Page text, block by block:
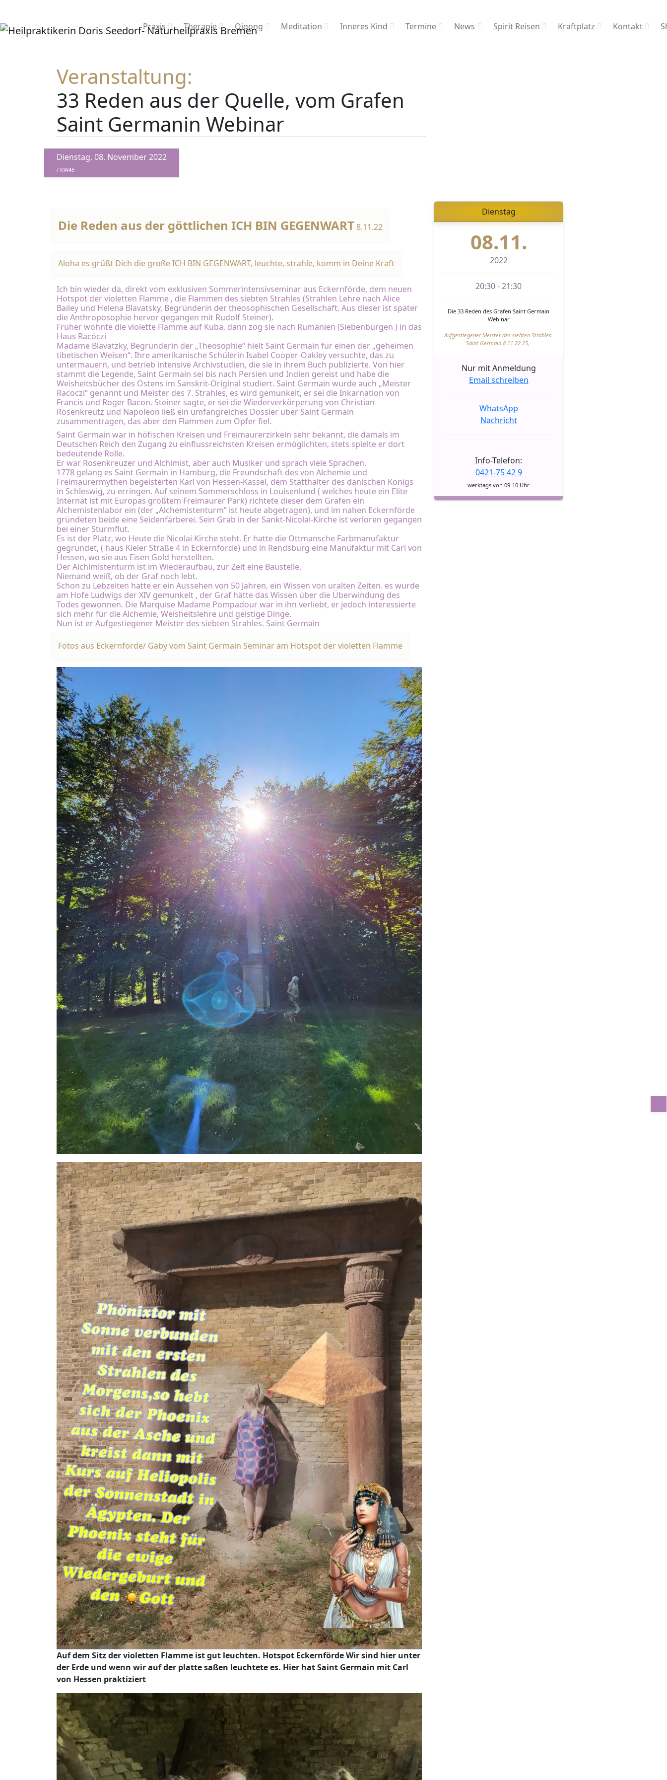
Praxis Therapie Qigong Meditation Inneres Kind Termine News Spirit Reisen Kraftplatz Kontakt
Veranstaltung:
33 Reden aus der Quelle, vom Grafen
Saint Germanin Webinar
Dienstag, 08. November 2022
/ KW45
Dienstag
08.11.
2022
20:30 - 21:30
Die 33 Reden des Grafen Saint Germain
Webinar
Aufgestiegener Meister des siebten Strahles.
Saint Germain 8.11.22 25,-
Nur mit Anmeldung
Email schreiben
WhatsApp
Nachricht
Info-Telefon:
0421-75 42 9
werktags von 09-10 Uhr
Die Reden aus der göttlichen ICH BIN GEGENWART8.11.22
Aloha es grüßt Dich die große ICH BIN GEGENWART, leuchte, strahle, komm in Deine Kraft
Ich bin wieder da, direkt vom exklusiven Sommerintensivseminar aus Eckernförde, dem neuen
Hotspot der violetten Flamme , die Flammen des siebten Strahles (Strahlen Lehre nach Alice
Bailey und Helena Blavatsky, Begründerin der theosophischen Gesellschaft. Aus dieser ist später
die Anthroposophie hervor gegangen mit Rudolf Steiner).
Früher wohnte die violette Flamme auf Kuba, dann zog sie nach Rumänien (Siebenbürgen ) in das
Haus Racóczi
Madame Blavatzky, Begründerin der „Theosophie“ hielt Saint Germain für einen der „geheimen
tibetischen Weisen“. Ihre amerikanische Schülerin Isabel Cooper-Oakley versuchte, das zu
untermauern, und betrieb intensive Archivstudien, die sie in ihrem Buch publizierte. Von hier
stammt die Legende, Saint Germain sei bis nach Persien und Indien gereist und habe die
Weisheitsbücher des Ostens im Sanskrit-Original studiert. Saint Germain wurde auch „Meister
Racoczi“ genannt und Meister des 7. Strahles, es wird gemunkelt, er sei die Inkarnation von
Francis und Roger Bacon. Steiner sagte, er sei die Wiederverkörperung von Christian
Rosenkreutz und Napoleon ließ ein umfangreiches Dossier über Saint Germain
zusammentragen, das aber den Flammen zum Opfer fiel.
Saint Germain war in höfischen Kreisen und Freimaurerzirkeln sehr bekannt, die damals im
Deutschen Reich den Zugang zu einflussreichsten Kreisen ermöglichten, stets spielte er dort
bedeutende Rolle.
Er war Rosenkreuzer und Alchimist, aber auch Musiker und sprach viele Sprachen.
1778 gelang es Saint Germain in Hamburg, die Freundschaft des von Alchemie und
Freimaurermythen begeisterten Karl von Hessen-Kassel, dem Statthalter des dänischen Königs
in Schleswig, zu erringen. Auf seinem Sommerschloss in Louisenlund ( welches heute ein Elite
Internat ist mit Europas größtem Freimaurer Park) richtete dieser dem Grafen ein
Alchemistenlabor ein (der „Alchemistenturm” ist heute abgetragen), und im nahen Eckernförde
gründeten beide eine Seidenfärberei. Sein Grab in der Sankt-Nicolai-Kirche ist verloren gegangen
bei einer Sturmflut.
Es ist der Platz, wo Heute die Nicolai Kirche steht. Er hatte die Ottmansche Farbmanufaktur
gegründet, ( haus Kieler Straße 4 in Eckernförde) und in Rendsburg eine Manufaktur mit Carl von
Hessen, wo sie aus Eisen Gold herstellten.
Der Alchimistenturm ist im Wiederaufbau, zur Zeit eine Baustelle.
Niemand weiß, ob der Graf noch lebt.
Schon zu Lebzeiten hatte er ein Aussehen von 50 Jahren, ein Wissen von uralten Zeiten. es wurde
am Hofe Ludwigs der XIV gemunkelt , der Graf hätte das Wissen über die Überwindung des
Todes gewonnen. Die Marquise Madame Pompadour war in ihn verliebt, er jedoch interessierte
sich mehr für die Alchemie, Weisheitslehre und geistige Dinge.
Nun ist er Aufgestiegener Meister des siebten Strahles. Saint Germain
Fotos aus Eckernförde/ Gaby vom Saint Germain Seminar am Hotspot der violetten Flamme
Auf dem Sitz der violetten Flamme ist gut leuchten. Hotspot Eckernförde Wir sind hier unter
der Erde und wenn wir auf der platte saßen leuchtete es. Hier hat Saint Germain mit Carl
von Hessen praktiziert